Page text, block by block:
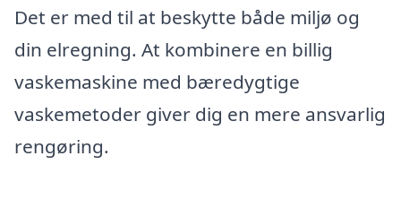
Det er med til at beskytte både miljø og
din elregning. At kombinere en billig
vaskemaskine med bæredygtige
vaskemetoder giver dig en mere ansvarlig
rengøring.